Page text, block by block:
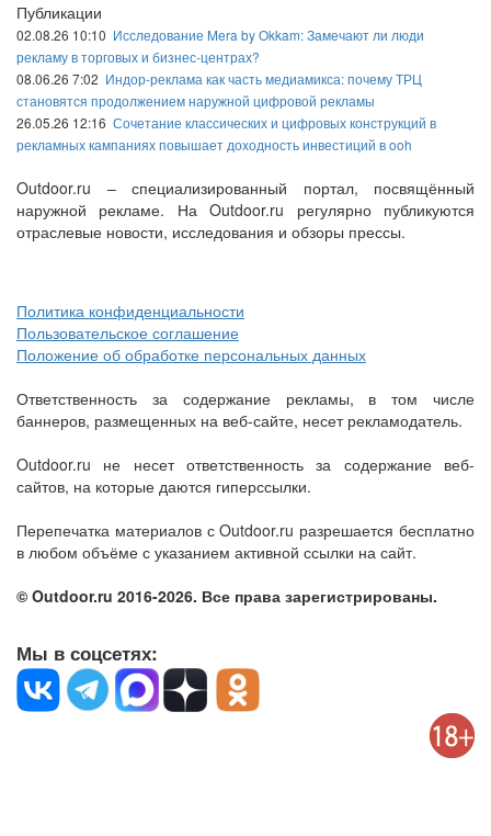
Публикации
02.08.26 10:10 Исследование Mera by Okkam: Замечают ли люди
рекламу в торговых и бизнес-центрах?
08.06.26 7:02 Индор-реклама как часть медиамикса: почему ТРЦ
становятся продолжением наружной цифровой рекламы
26.05.26 12:16 Сочетание классических и цифровых конструкций в
рекламных кампаниях повышает доходность инвестиций в ooh
Outdoor.ru – специализированный портал, посвящённый
наружной рекламе. На Outdoor.ru регулярно публикуются
отраслевые новости, исследования и обзоры прессы.
Политика конфиденциальности
Пользовательское соглашение
Положение об обработке персональных данных
Ответственность за содержание рекламы, в том числе
баннеров, размещенных на веб-сайте, несет рекламодатель.
Outdoor.ru не несет ответственность за содержание веб-
сайтов, на которые даются гиперссылки.
Перепечатка материалов с Outdoor.ru разрешается бесплатно
в любом объёме с указанием активной ссылки на сайт.
© Outdoor.ru 2016-2026. Все права зарегистрированы.
Мы в соцсетях: